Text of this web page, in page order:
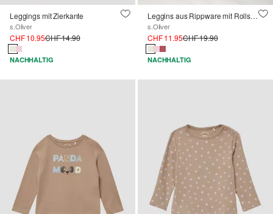
Leggings mit Zierkante
s.Oliver
CHF 10.95CHF 14.90
NACHHALTIG
Leggins aus Rippware mit Rollsaum
s.Oliver
CHF 11.95CHF 19.90
NACHHALTIG